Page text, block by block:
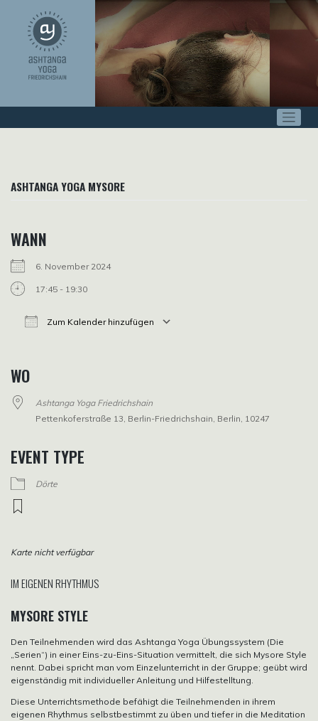
springen
ASHTANGA YOGA MYSORE
WANN
6. November 2024
17:45 - 19:30
Zum Kalender hinzufügen
WO
Ashtanga Yoga Friedrichshain
Pettenkoferstraße 13, Berlin-Friedrichshain, Berlin, 10247
EVENT TYPE
Dörte
Karte nicht verfügbar
IM EIGENEN RHYTHMUS
MYSORE STYLE
Den Teilnehmenden wird das Ashtanga Yoga Übungssystem (Die
„Serien“) in einer Eins-zu-Eins-Situation vermittelt, die sich Mysore Style
nennt. Dabei spricht man vom Einzelunterricht in der Gruppe; geübt wird
eigenständig mit individueller Anleitung und Hilfestelltung.
Diese Unterrichtsmethode befähigt die Teilnehmenden in ihrem
eigenen Rhythmus selbstbestimmt zu üben und tiefer in die Meditation